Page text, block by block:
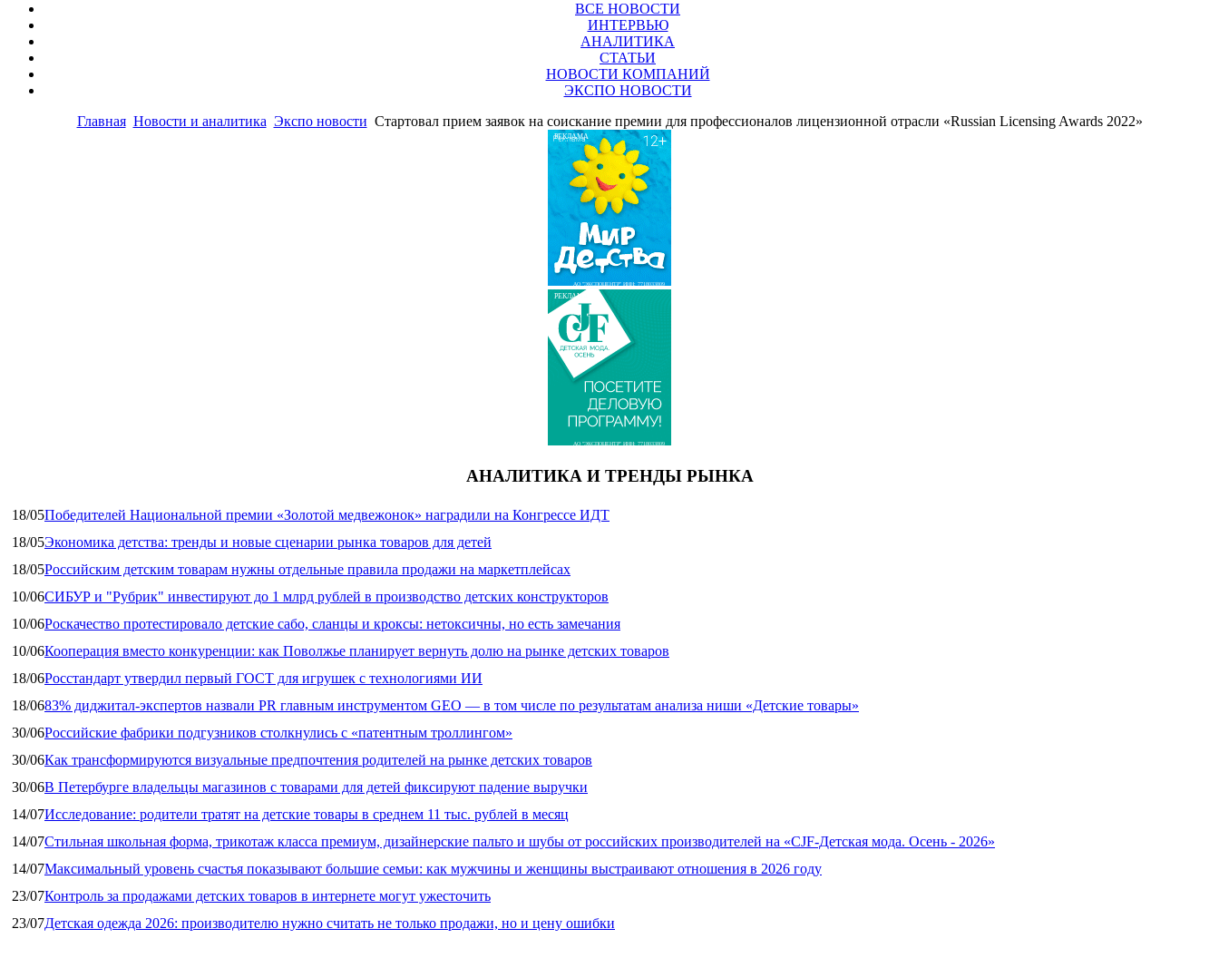
ВСЕ НОВОСТИ
ИНТЕРВЬЮ
АНАЛИТИКА
СТАТЬИ
НОВОСТИ КОМПАНИЙ
ЭКСПО НОВОСТИ
Главная Новости и аналитика Экспо новости Стартовал прием заявок на соискание премии для профессионалов лицензионной отрасли «Russian Licensing Awards 2022»
РЕКЛАМА
АО "ЭКСПОЦЕНТР" ИНН: 7718033809
РЕКЛАМА
АО "ЭКСПОЦЕНТР" ИНН: 7718033809
АНАЛИТИКА И ТРЕНДЫ РЫНКА
18/05Победителей Национальной премии «Золотой медвежонок» наградили на Конгрессе ИДТ
18/05Экономика детства: тренды и новые сценарии рынка товаров для детей
18/05Российским детским товарам нужны отдельные правила продажи на маркетплейсах
10/06СИБУР и "Рубрик" инвестируют до 1 млрд рублей в производство детских конструкторов
10/06Роскачество протестировало детские сабо, сланцы и кроксы: нетоксичны, но есть замечания
10/06Кооперация вместо конкуренции: как Поволжье планирует вернуть долю на рынке детских товаров
18/06Росстандарт утвердил первый ГОСТ для игрушек с технологиями ИИ
18/0683% диджитал‑экспертов назвали PR главным инструментом GEO — в том числе по результатам анализа ниши «Детские товары»
30/06Российские фабрики подгузников столкнулись с «патентным троллингом»
30/06Как трансформируются визуальные предпочтения родителей на рынке детских товаров
30/06В Петербурге владельцы магазинов с товарами для детей фиксируют падение выручки
14/07Исследование: родители тратят на детские товары в среднем 11 тыс. рублей в месяц
14/07Стильная школьная форма, трикотаж класса премиум, дизайнерские пальто и шубы от российских производителей на «CJF-Детская мода. Осень - 2026»
14/07Максимальный уровень счастья показывают большие семьи: как мужчины и женщины выстраивают отношения в 2026 году
23/07Контроль за продажами детских товаров в интернете могут ужесточить
23/07Детская одежда 2026: производителю нужно считать не только продажи, но и цену ошибки